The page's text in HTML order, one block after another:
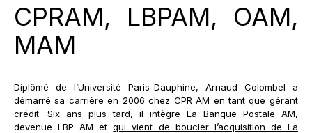
CPRAM, LBPAM, OAM,
MAM
Diplômé de l’Université Paris-Dauphine, Arnaud Colombel a
démarré sa carrière en 2006 chez CPR AM en tant que gérant
crédit. Six ans plus tard, il intègre La Banque Postale AM,
devenue LBP AM etqui vient de boucler l’acquisition de La